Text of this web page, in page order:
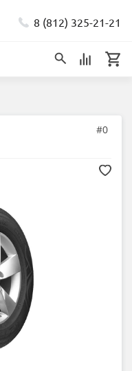
8 (812) 325-21-21
#0